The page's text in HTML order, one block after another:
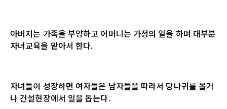
아버지는 가족을 부양하고 어머니는 가정의 일을 하며 대부분
자녀교육을 맡아서 한다.
자녀들이 성장하면 여자들은 남자들을 따라서 당나귀를 몰거
나 건설현장에서 일을 돕는다.